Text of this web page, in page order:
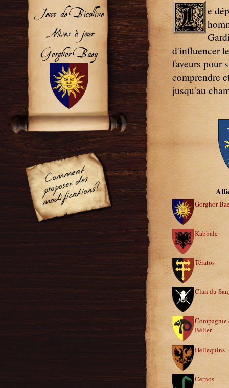
Le
d'influencer
faveurs pour
comprendre
jusqu'au
Gorghor
Kabbale
Tératos
Clan du
Compagnie
Bélier
Hellequins
Cernos